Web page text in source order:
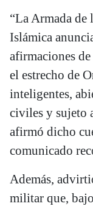
“La Armada
Islámica
afirmaciones
el estrecho de
inteligentes,
civiles y sujeto
afirmó dicho
comunicado
Además,
militar que,